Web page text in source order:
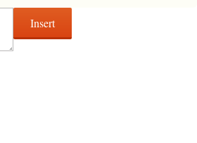
Insert